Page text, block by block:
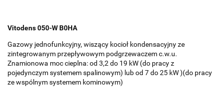
Vitodens 050-W B0HA
Gazowy jednofunkcyjny, wiszący kocioł kondensacyjny ze
zintegrowanym przepływowym podgrzewaczem c.w.u.
Znamionowa moc cieplna: od 3,2 do 19 kW (do pracy z
pojedynczym systemem spalinowym) lub od 7 do 25 kW )(do pracy
ze wspólnym systemem kominowym)